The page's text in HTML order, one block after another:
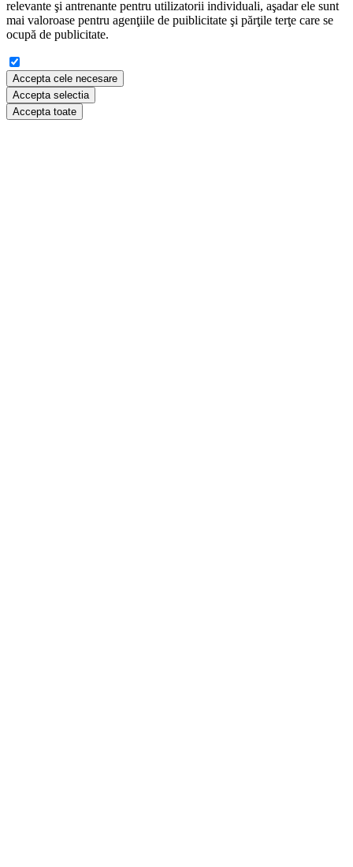
relevante şi antrenante pentru utilizatorii individuali, aşadar ele sunt
mai valoroase pentru agenţiile de puiblicitate şi părţile terţe care se
ocupă de publicitate.
Accepta cele necesare
Accepta selectia
Accepta toate